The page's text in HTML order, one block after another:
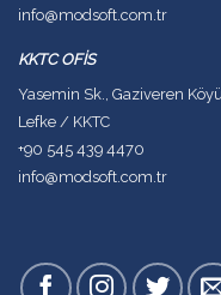
info@modsoft.com.tr
KKTC OFİS
Yasemin Sk., Gaziveren
Lefke / KKTC
+90 545 439 4470
info@modsoft.com.tr